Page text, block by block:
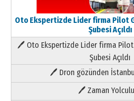
Oto Ekspertizde Lider firma Pilot
Şubesi Açıldı
🖊 Oto Ekspertizde Lider firma Pilot
Şubesi Açıldı
🖊 Dron gözünden
🖊 Zaman